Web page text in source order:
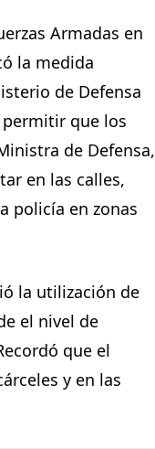
Armadas en
la medida
de Defensa
que los
de Defensa,
en las calles,
policía en zonas
la utilización de
el nivel de
que el
y en las